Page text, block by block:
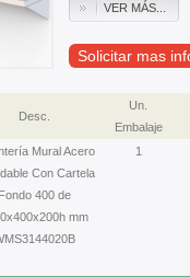
VER MÁS...
Solicitar mas
Desc.
Un.
Embalaje
Mural Acero
Con Cartela
Fondo 400 de
mm
1